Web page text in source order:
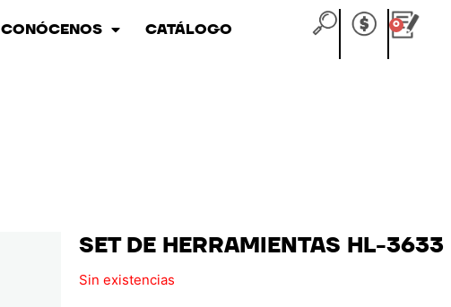
CONÓCENOS CATÁLOGO 0
Carrito
SET DE HERRAMIENTAS HL-3633
Sin existencias